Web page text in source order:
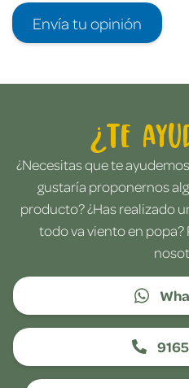
Envía tu opinión
¿Te
¿Necesitas que te
gustaría proponernos
producto? ¿Has realizado
todo va viento en